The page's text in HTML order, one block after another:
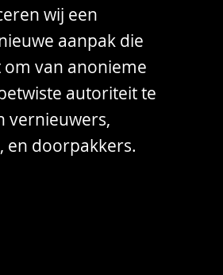
wij een
aanpak die
van anonieme
autoriteit te
vernieuwers,
en doorpakkers.